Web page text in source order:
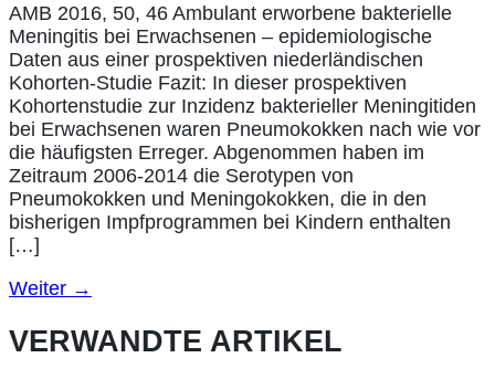
AMB 2016, 50, 46 Ambulant erworbene bakterielle
Meningitis bei Erwachsenen – epidemiologische
Daten aus einer prospektiven niederländischen
Kohorten-Studie Fazit: In dieser prospektiven
Kohortenstudie zur Inzidenz bakterieller Meningitiden
bei Erwachsenen waren Pneumokokken nach wie vor
die häufigsten Erreger. Abgenommen haben im
Zeitraum 2006-2014 die Serotypen von
Pneumokokken und Meningokokken, die in den
bisherigen Impfprogrammen bei Kindern enthalten
[…]
Weiter →
VERWANDTE ARTIKEL